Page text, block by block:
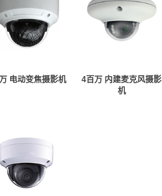
电动变焦摄影机
4百万 内建麦克风摄影
机